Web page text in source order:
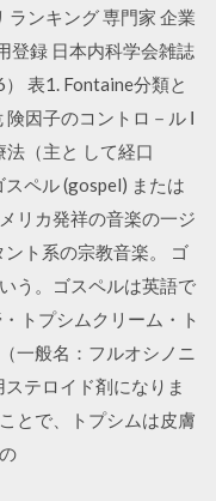
ランキング 専門家 企業
登録 日本内科学会雑誌
表1. Fontaine分類と
因子のコントロ－ル Ⅰ
法（主と して経口
ペル (gospel) または
リカ発祥の音楽の一ジ
ト系の宗教音楽。 ゴ
う。ゴスペルは英語で
トプシムクリーム・ト
一般名：フルオシノニ
テロイド剤になりま
とで、トプシムは皮膚